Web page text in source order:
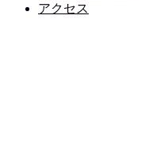
アクセス